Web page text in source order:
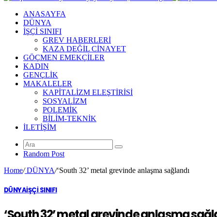
ANASAYFA
DÜNYA
İŞÇİ SINIFI
GREV HABERLERİ
KAZA DEĞİL CİNAYET
GÖÇMEN EMEKÇİLER
KADIN
GENÇLİK
MAKALELER
KAPİTALİZM ELEŞTİRİSİ
SOSYALİZM
POLEMİK
BİLİM-TEKNİK
ILETIŞIM
Random Post
Home/DÜNYA/‘South 32’ metal grevinde anlaşma sağlandı
DÜNYAİŞÇİ SINIFI